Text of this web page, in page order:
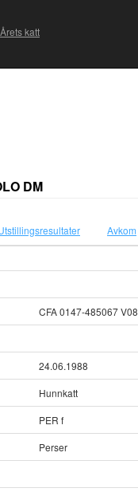
Årets katt
DM
Avkom
CFA 0147-485067
24.06.1988
Hunnkatt
PER f
Perser